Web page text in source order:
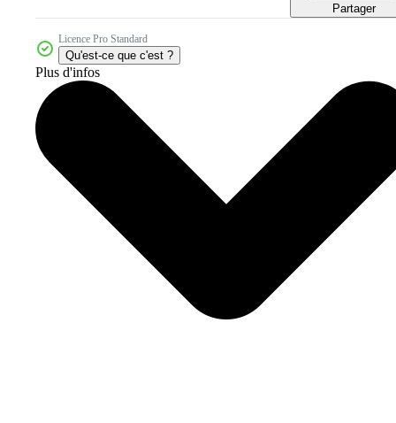
Partager
Licence Pro Standard
Qu'est-ce que c'est ?
Plus d'infos